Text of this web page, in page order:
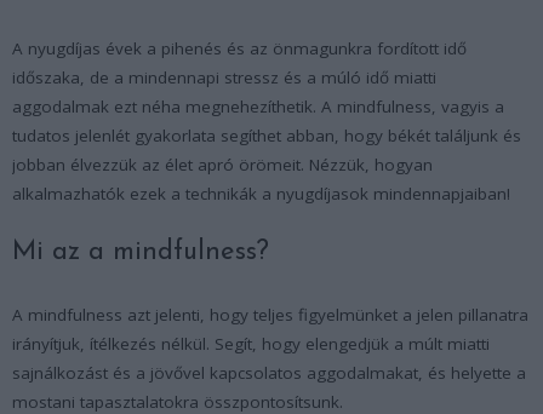
A nyugdíjas évek a pihenés és az önmagunkra fordított idő
időszaka, de a mindennapi stressz és a múló idő miatti
aggodalmak ezt néha megnehezíthetik. A mindfulness, vagyis a
tudatos jelenlét gyakorlata segíthet abban, hogy békét találjunk és
jobban élvezzük az élet apró örömeit. Nézzük, hogyan
alkalmazhatók ezek a technikák a nyugdíjasok mindennapjaiban!
Mi az a mindfulness?
A mindfulness azt jelenti, hogy teljes figyelmünket a jelen pillanatra
irányítjuk, ítélkezés nélkül. Segít, hogy elengedjük a múlt miatti
sajnálkozást és a jövővel kapcsolatos aggodalmakat, és helyette a
mostani tapasztalatokra összpontosítsunk.